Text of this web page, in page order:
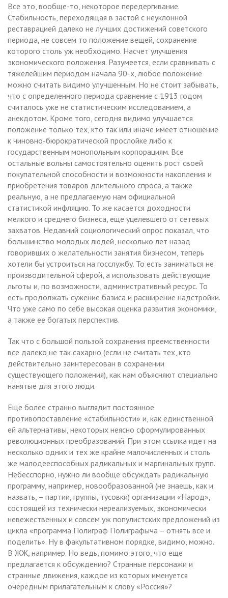
Все это, вообще-то, некоторое передергивание.
Стабильность, переходящая в застой с неуклонной
реставрацией далеко не лучших достижений советского
периода, не совсем то положение вещей, сохранение
которого столь уж необходимо. Насчет улучшения
экономического положения. Разумеется, если сравнивать с
тяжелейшим периодом начала 90-х, любое положение
можно считать видимо улучшенным. Но не стоит забывать,
что с определенного периода сравнение с 1913 годом
считалось уже не статистическим исследованием, а
анекдотом. Кроме того, сегодня видимо улучшается
положение только тех, кто так или иначе имеет отношение
к чиновно-бюрократической прослойке либо к
государственным монопольным корпорациям. Все
остальные вольны самостоятельно оценить рост своей
покупательной способности и возможности накопления и
приобретения товаров длительного спроса, а также
реальную, а не предлагаемую нам официальной
статистикой инфляцию. То же касается доходности
мелкого и среднего бизнеса, еще уцелевшего от сетевых
захватов. Недавний социологический опрос показал, что
большинство молодых людей, несколько лет назад
говоривших о желательности занятия бизнесом, теперь
хотели бы устроиться на госслужбу. То есть заниматься не
производительной сферой, а использовать действующие
льготы и, по возможности, административный ресурс. То
есть продолжать сужение базиса и расширение надстройки.
Что уже само по себе высокая оценка развития экономики,
а также ее богатых перспектив.
Так что с большой пользой сохранения преемственности
все далеко не так сахарно (если не считать тех, кто
действительно заинтересован в сохранении
существующего положения), как нам объясняют специально
нанятые для этого люди.
Еще более странно выглядит постоянное
противопоставление «стабильности» и, как единственной
ей альтернативы, некоторых неясно сформулированных
революционных преобразований. При этом ссылка идет на
несколько одних и тех же крайне малочисленных и столь
же малодееспособных радикальных и маргинальных групп.
Небесспорно, нужно ли вообще обсуждать радикальную
программу, например, новообразованной (не знаешь, как и
назвать, – партии, группы, тусовки) организации «Народ»,
состоящей из технически нереализуемых, экономически
невежественных и совсем уж популистских предложений из
цикла «программа Полиграф Полиграфыча – отнять все и
поделить». Ну в факультативном порядке, видимо, можно.
В ЖЖ, например. Но ведь, помимо этого, что еще
предлагается к обсуждению? Странные персонажи и
странные движения, каждое из которых именуется
очередным прилагательным к слову «Россия»?